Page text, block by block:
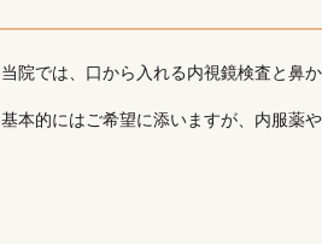
当院では、口から入れる内視鏡検査と鼻
基本的にはご希望に添いますが、内服薬